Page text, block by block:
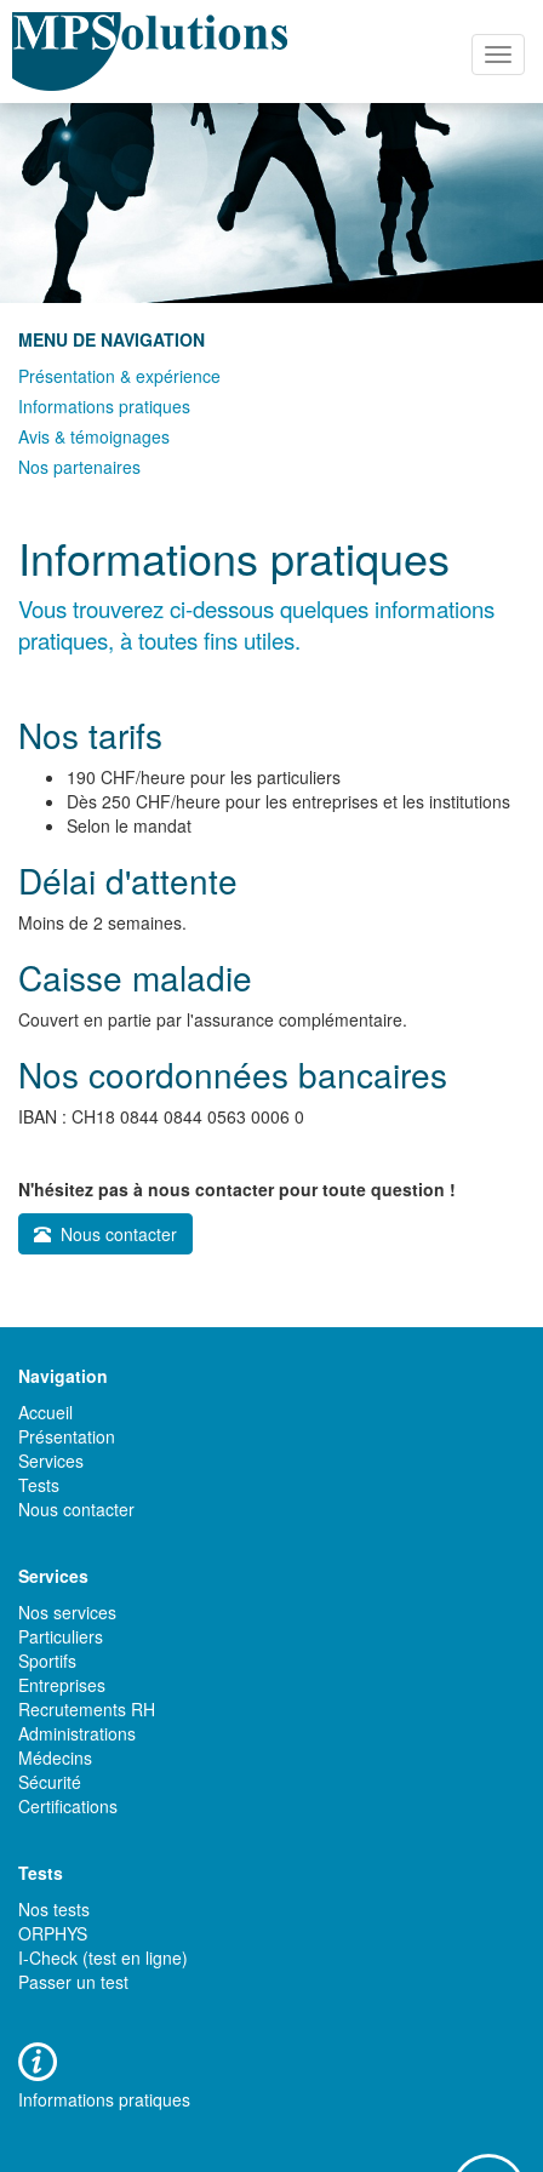
MENU DE NAVIGATION
Présentation & expérience
Informations pratiques
Avis & témoignages
Nos partenaires
Informations pratiques
Vous trouverez ci-dessous quelques informations
pratiques, à toutes fins utiles.
Nos tarifs
190 CHF/heure pour les particuliers
Dès 250 CHF/heure pour les entreprises et les institutions
Selon le mandat
Délai d'attente
Moins de 2 semaines.
Caisse maladie
Couvert en partie par l'assurance complémentaire.
Nos coordonnées bancaires
IBAN : CH18 0844 0844 0563 0006 0
N'hésitez pas à nous contacter pour toute question !
Nous contacter
Navigation
Accueil
Présentation
Services
Tests
Nous contacter
Services
Nos services
Particuliers
Sportifs
Entreprises
Recrutements RH
Administrations
Médecins
Sécurité
Certifications
Tests
Nos tests
ORPHYS
I-Check (test en ligne)
Passer un test
Informations pratiques